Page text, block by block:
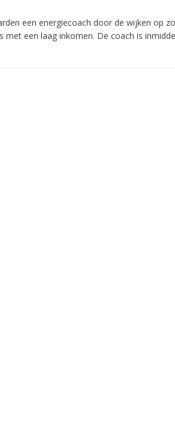
een energiecoach door de wijken op
een laag inkomen. De coach is